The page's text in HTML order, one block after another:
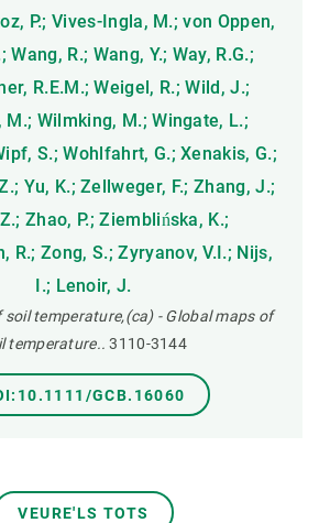
P.; Vives-Ingla, M.; von Oppen,
Wang, R.; Wang, Y.; Way, R.G.;
R.E.M.; Weigel, R.; Wild, J.;
M.; Wilmking, M.; Wingate, L.;
S.; Wohlfahrt, G.; Xenakis, G.;
Yu, K.; Zellweger, F.; Zhang, J.;
Zhao, P.; Ziemblińska, K.;
R.; Zong, S.; Zyryanov, V.I.; Nijs,
I.; Lenoir, J.
soil temperature,(ca) - Global maps of
temperature.. 3110-3144
GCB.16060
VEURE'LS TOTS